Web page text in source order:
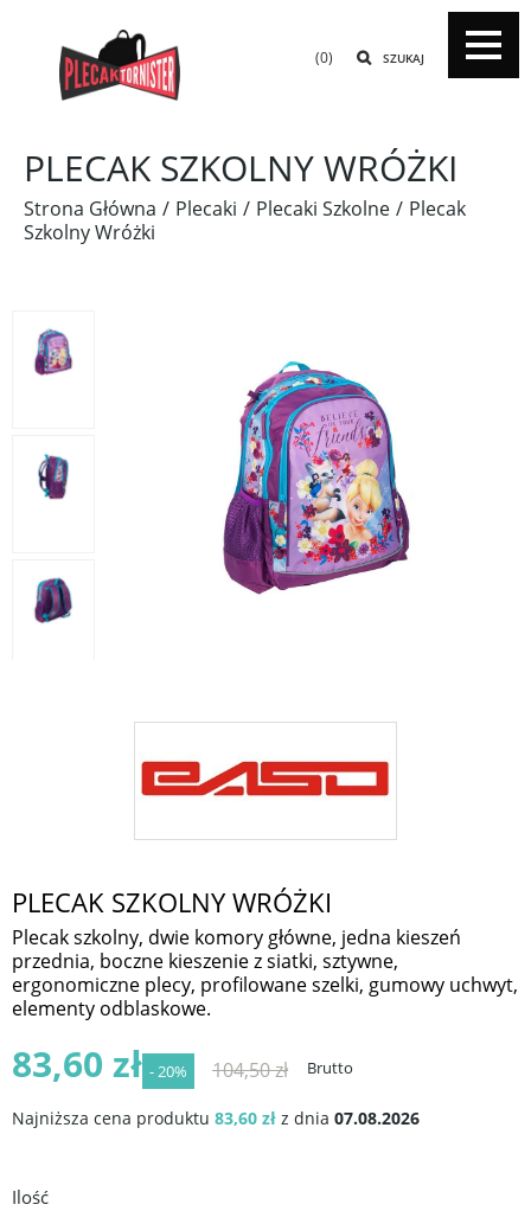
SZUKAJ
(0)
PLECAK SZKOLNY WRÓŻKI
Strona Główna Plecaki Plecaki Szkolne
Plecak
Szkolny Wróżki
PLECAK SZKOLNY WRÓŻKI
Plecak szkolny, dwie komory główne, jedna kieszeń
przednia, boczne kieszenie z siatki, sztywne,
ergonomiczne plecy, profilowane szelki, gumowy uchwyt,
elementy odblaskowe.
83,60 zł - 20% 104,50 zł Brutto
Najniższa cena produktu 83,60 zł z dnia 07.08.2026
Ilość